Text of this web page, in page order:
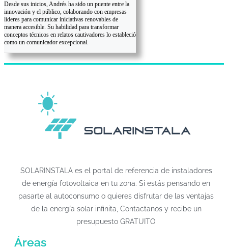
Desde sus inicios, Andrés ha sido un puente entre la
innovación y el público, colaborando con empresas
líderes para comunicar iniciativas renovables de
manera accesible. Su habilidad para transformar
conceptos técnicos en relatos cautivadores lo estableció
como un comunicador excepcional.
SOLARINSTALA es el portal de referencia de instaladores
de energía fotovoltaica en tu zona. Si estás pensando en
pasarte al autoconsumo o quieres disfrutar de las ventajas
de la energía solar infinita, Contactanos y recibe un
presupuesto GRATUITO
Áreas